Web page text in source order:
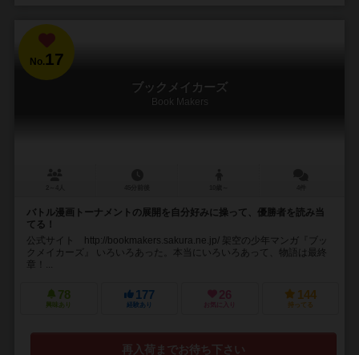
No.17
ブックメイカーズ
Book Makers
バトル漫画トーナメントの展開を自分好みに操って、優勝者を読み当
てる！
公式サイト http://bookmakers.sakura.ne.jp/ 架空の少年マンガ『ブッ
クメイカーズ』 いろいろあった。本当にいろいろあって、物語は最終
章！...
78
興味あり
177
経験あり
26
お気に入り
144
持ってる
再入荷までお待ち下さい